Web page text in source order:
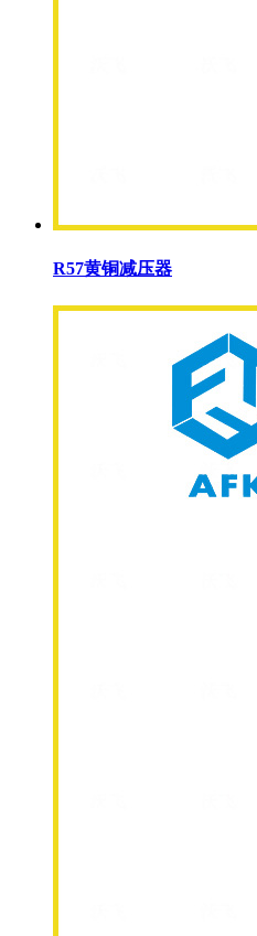
R57黄铜减压器